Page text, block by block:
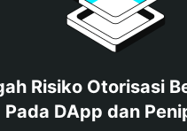
Risiko Otorisasi
Pada DApp dan